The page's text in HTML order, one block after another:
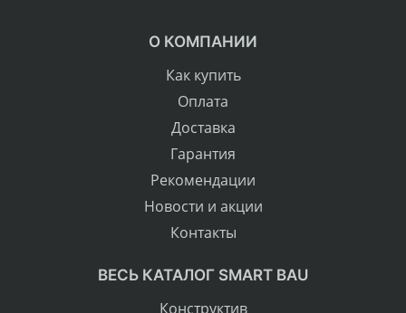
О КОМПАНИИ
Как купить
Оплата
Доставка
Гарантия
Рекомендации
Новости и акции
Контакты
ВЕСЬ КАТАЛОГ SMART BAU
Конструктив